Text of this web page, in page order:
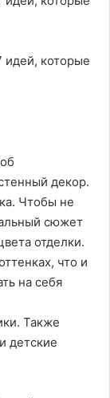
декор.
Чтобы не
сюжет
отделки.
что и
на себя
Также
детские